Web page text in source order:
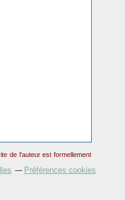
de l'auteur est formellement
Préférences cookies